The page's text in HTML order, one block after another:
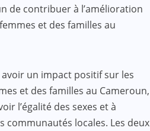
de contribuer à l’amélioration
et des familles au
un impact positif sur les
et des familles au Cameroun,
l’égalité des sexes et à
communautés locales. Les deux